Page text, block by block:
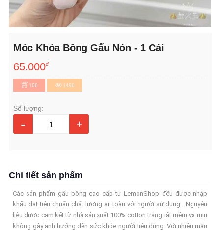
Móc Khóa Bông Gấu Nón - 1 Cái
65.000đ
106 1490
Số lượng:
- +
Chi tiết sản phẩm
Các sản phẩm gấu bông cao cấp từ LemonShop đều được nhập
khẩu đạt tiêu chuẩn chất lượng an toàn với người sử dụng . Nguyên
liệu được cam kết từ nhà sản xuất 100% cotton trắng rất mềm và mịn
không gây ảnh hướng đến sức khỏe người tiêu dùng. Với nhiều mẫu